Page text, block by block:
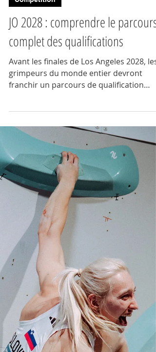
Compétition
complet des qualifications
Avant les finales de Los Angeles 2028, les
grimpeurs du monde entier devront
franchir un parcours de qualification
exigeant. De 2027 aux Olympic Qualifier
Series 2028, découvrez toutes les étapes,
quotas par discipline, règles de sélection
et spécificités pour bloc, difficulté et
vitesse, afin de comprendre comment
décrocher sa place aux JO 2028.